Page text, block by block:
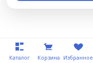
Каталог Корзина Избранное